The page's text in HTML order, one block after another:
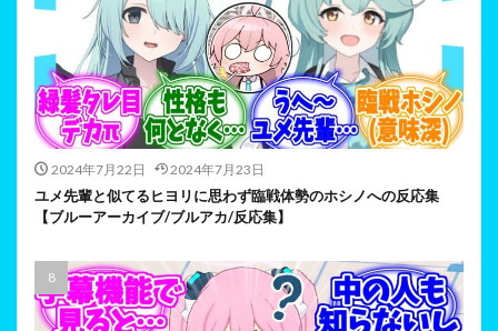
2024年7月22日 2024年7月23日
ユメ先輩と似てるヒヨリに思わず臨戦体勢のホシノへの反応集
【ブルーアーカイブ/ブルアカ/反応集】